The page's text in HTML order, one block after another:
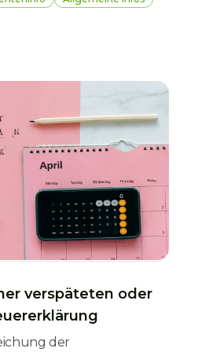
ein neues Gesetz und
Sie über die
Änderungen
verspäteten oder
der